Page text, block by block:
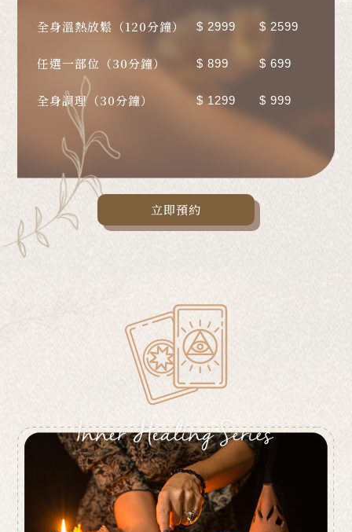
全身溫熱放鬆（120分鐘） $ 2999 $ 2599
任選一部位（30分鐘） $ 899 $ 699
全身調理（30分鐘） $ 1299 $ 999
立即預約